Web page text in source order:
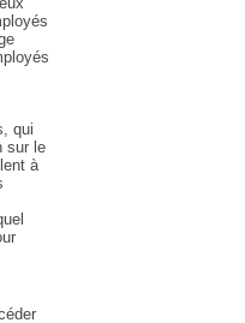
qui
sur le
à